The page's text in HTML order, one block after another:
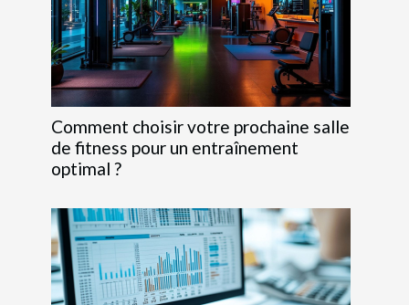
Comment choisir votre prochaine salle
de fitness pour un entraînement
optimal ?